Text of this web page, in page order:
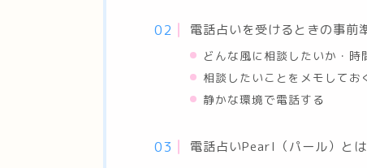
電話占いを受けるときの事前
どんな風に相談したいか・時
相談したいことをメモしてお
静かな環境で電話する
電話占いPearl（パール）とは